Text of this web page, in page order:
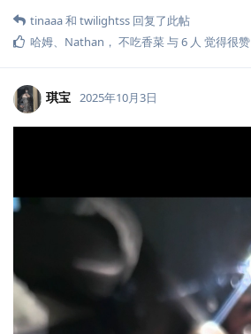
tinaaa和 twilightss 回复了此帖
哈姆
Nathan ， 不吃香菜与6 人 觉得很赞
琪宝 2025年10月3日